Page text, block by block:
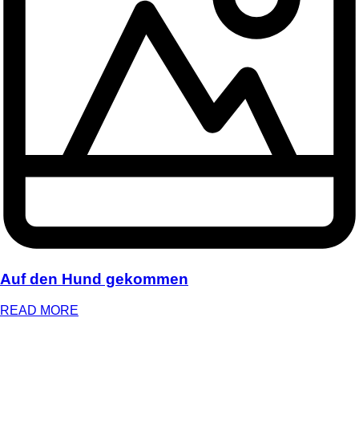
Auf den Hund gekommen
READ MORE